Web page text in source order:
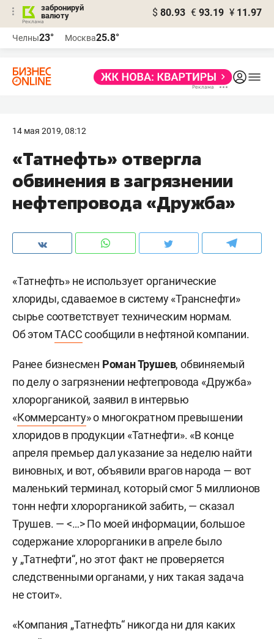
забронируй
валюту
$ 80.93 € 93.19 ¥ 11.97
Челны23° Москва25.8°
14 мая 2019, 08:12
«Татнефть» отвергла
обвинения в загрязнении
нефтепровода «Дружба»
«Татнефть» не использует органические
хлориды, сдаваемое в систему «Транснефти»
сырье соответствует техническим нормам.
Об этомТАССсообщили в нефтяной компании.
Ранее бизнесмен Роман Трушев, обвиняемый
по делу о загрязнении нефтепровода «Дружба»
хлорорганикой, заявил в интервью
«Коммерсанту» о многократном превышении
хлоридов в продукции «Татнефти». «В конце
апреля премьер дал указание за неделю найти
виновных, и вот, объявили врагов народа — вот
маленький терминал, который смог 5 миллионов
тонн нефти хлорорганикой забить, — сказал
Трушев. — <…> По моей информации, большое
содержание хлорорганики в апреле было
у „Татнефти“, но этот факт не проверяется
следственными органами, у них такая задача
не стоит».
«Компания „Татнефть“ никогда ни для каких